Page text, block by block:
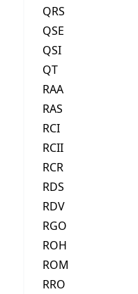
QRS
QSE
QSI
QT
RAA
RAS
RCI
RCII
RCR
RDS
RDV
RGO
ROH
ROM
RRO